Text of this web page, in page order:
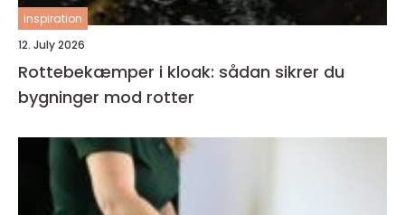
inspiration
12. July 2026
Rottebekæmper i kloak: sådan sikrer du
bygninger mod rotter